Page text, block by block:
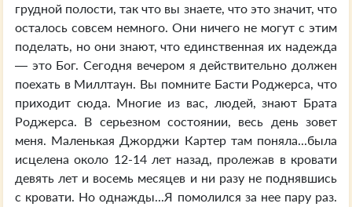
грудной полости, так что вы знаете, что это значит, что
осталось совсем немного. Они ничего не могут с этим
поделать, но они знают, что единственная их надежда
— это Бог. Сегодня вечером я действительно должен
поехать в Миллтаун. Вы помните Басти Роджерса, что
приходит сюда. Многие из вас, людей, знают Брата
Роджерса. В серьезном состоянии, весь день зовет
меня. Маленькая Джорджи Картер там поняла...была
исцелена около 12-14 лет назад, пролежав в кровати
девять лет и восемь месяцев и ни разу не поднявшись
с кровати. Но однажды...Я помолился за нее пару раз.